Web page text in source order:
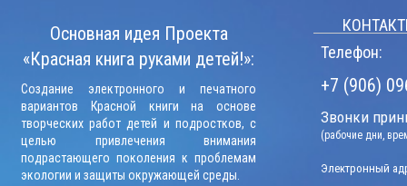
Основная идея Проекта
«Красная книга руками детей!»:
Создание электронного и печатного
вариантов Красной книги на основе
творческих работ детей и подростков, с
целью привлечения внимания
подрастающего поколения к проблемам
экологии и защиты окружающей среды.
Телефон:
+7 (906)
Звонки
(рабочие дни,
Электронный